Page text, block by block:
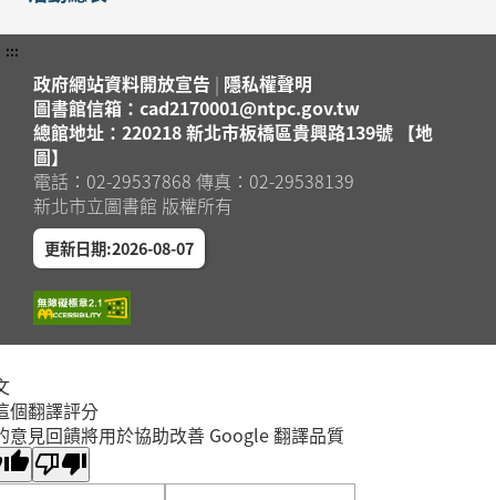
:::
政府網站資料開放宣告 | 隱私權聲明
圖書館信箱：cad2170001@ntpc.gov.tw
總館地址：220218 新北市板橋區貴興路139號 【地
圖】
電話：02-29537868 傳真：02-29538139
新北市立圖書館 版權所有
更新日期:2026-08-07
個翻譯評分
意見回饋將用於協助改善 Google 翻譯品質